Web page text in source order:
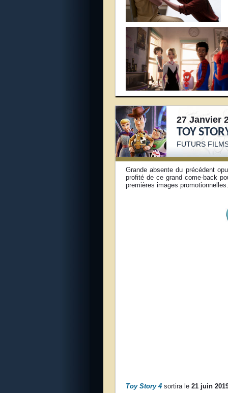
27 Janvier
TOY
FUTURS
Grande absente du précédent
profité de ce grand come-back
premières images promotionnelles.
Toy Story 4sortira le 21 juin